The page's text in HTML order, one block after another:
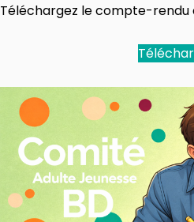
Téléchargez le compte-rendu